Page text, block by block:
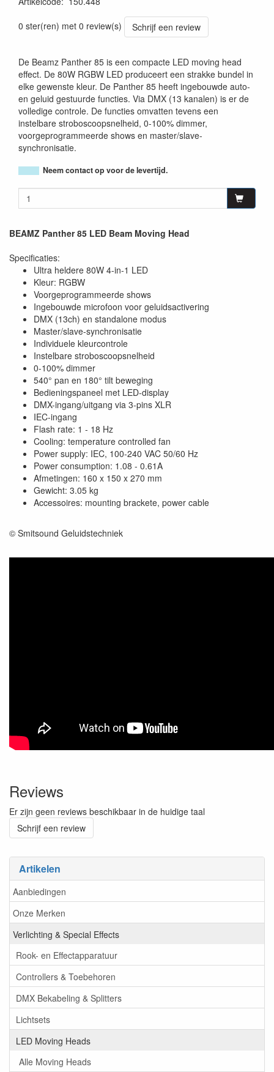
Artikelen
Aanbiedingen
Onze Merken
Verlichting & Special Effects
Rook- en Effectapparatuur
Controllers & Toebehoren
DMX Bekabeling & Splitters
Lichtsets
LED Moving Heads
Alle Moving Heads
0 ster(ren) met 0 review(s)
Schrijf een review
De Beamz Panther 85 is een compacte LED moving head
effect. De 80W RGBW LED produceert een strakke bundel in
elke gewenste kleur. De Panther 85 heeft ingebouwde auto-
en geluid gestuurde functies. Via DMX (13 kanalen) is er de
volledige controle. De functies omvatten tevens een
instelbare stroboscoopsnelheid, 0-100% dimmer,
voorgeprogrammeerde shows en master/slave-
synchronisatie.
Neem contact op voor de levertijd.
BEAMZ Panther 85 LED Beam Moving Head
Specificaties:
Ultra heldere 80W 4-in-1 LED
Kleur: RGBW
Voorgeprogrammeerde shows
Ingebouwde microfoon voor geluidsactivering
DMX (13ch) en standalone modus
Master/slave-synchronisatie
Individuele kleurcontrole
Instelbare stroboscoopsnelheid
0-100% dimmer
540° pan en 180° tilt beweging
Bedieningspaneel met LED-display
DMX-ingang/uitgang via 3-pins XLR
IEC-ingang
Flash rate: 1 - 18 Hz
Cooling: temperature controlled fan
Power supply: IEC, 100-240 VAC 50/60 Hz
Power consumption: 1.08 - 0.61A
Afmetingen: 160 x 150 x 270 mm
Gewicht: 3.05 kg
Accessoires: mounting brackete, power cable
© Smitsound Geluidstechniek
Reviews
Er zijn geen reviews beschikbaar in de huidige taal
Schrijf een review